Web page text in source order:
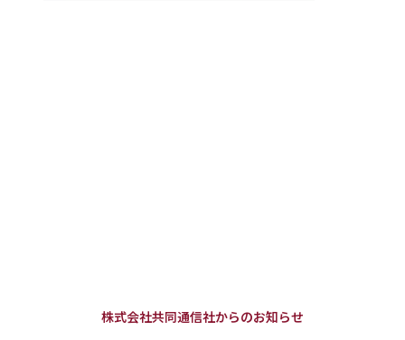
株式会社共同通信社からのお知らせ